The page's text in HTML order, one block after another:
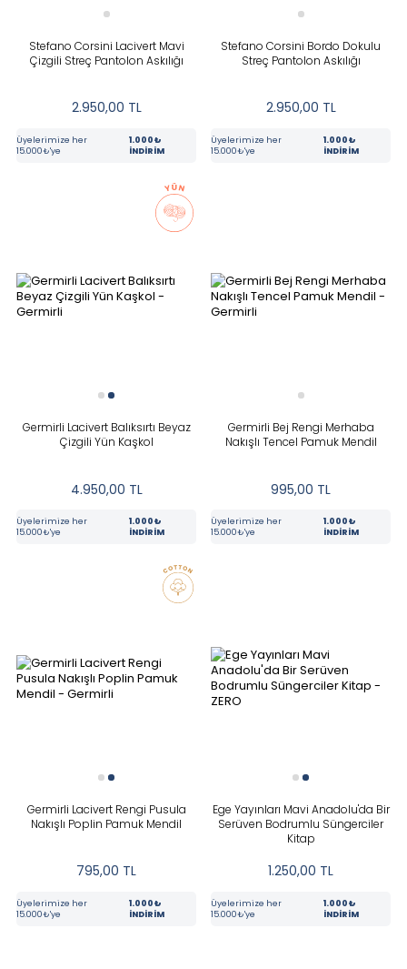
Stefano Corsini Lacivert Mavi
Çizgili Streç Pantolon Askılığı
2.950,00 TL
Üyelerimize her
15.000₺'ye
1.000₺
İNDİRİM
Stefano Corsini Bordo Dokulu
Streç Pantolon Askılığı
2.950,00 TL
Üyelerimize her
15.000₺'ye
1.000₺
İNDİRİM
Germirli Lacivert Balıksırtı Beyaz
Çizgili Yün Kaşkol
4.950,00 TL
Üyelerimize her
15.000₺'ye
1.000₺
İNDİRİM
Germirli Bej Rengi Merhaba
Nakışlı Tencel Pamuk Mendil
995,00 TL
Üyelerimize her
15.000₺'ye
1.000₺
İNDİRİM
Germirli Lacivert Rengi Pusula
Nakışlı Poplin Pamuk Mendil
795,00 TL
Üyelerimize her
15.000₺'ye
1.000₺
İNDİRİM
Ege Yayınları Mavi Anadolu'da Bir
Serüven Bodrumlu Süngerciler
Kitap
1.250,00 TL
Üyelerimize her
15.000₺'ye
1.000₺
İNDİRİM